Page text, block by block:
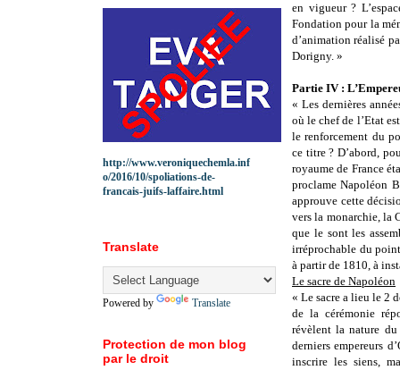
en vigueur ?
Fondation pour la
d’animation réalisé
Dorigny. »
Partie IV :
« Les dernières
où le chef de l’Etat
le renforcement du
ce titre ? D’abord,
royaume de France
proclame Napoléon
approuve cette
vers la monarchie, la
que le sont les
irréprochable du
à partir de 1810, à
Le sacre de Napoléon
« Le sacre a lieu le 2
de la cérémonie
révèlent la nature
derniers empereurs
inscrire les siens,
http://www.veroniquechemla.inf
o/2016/10/spoliations-de-
francais-juifs-laffaire.html
Translate
Powered by Translate
Protection de mon blog
par le droit